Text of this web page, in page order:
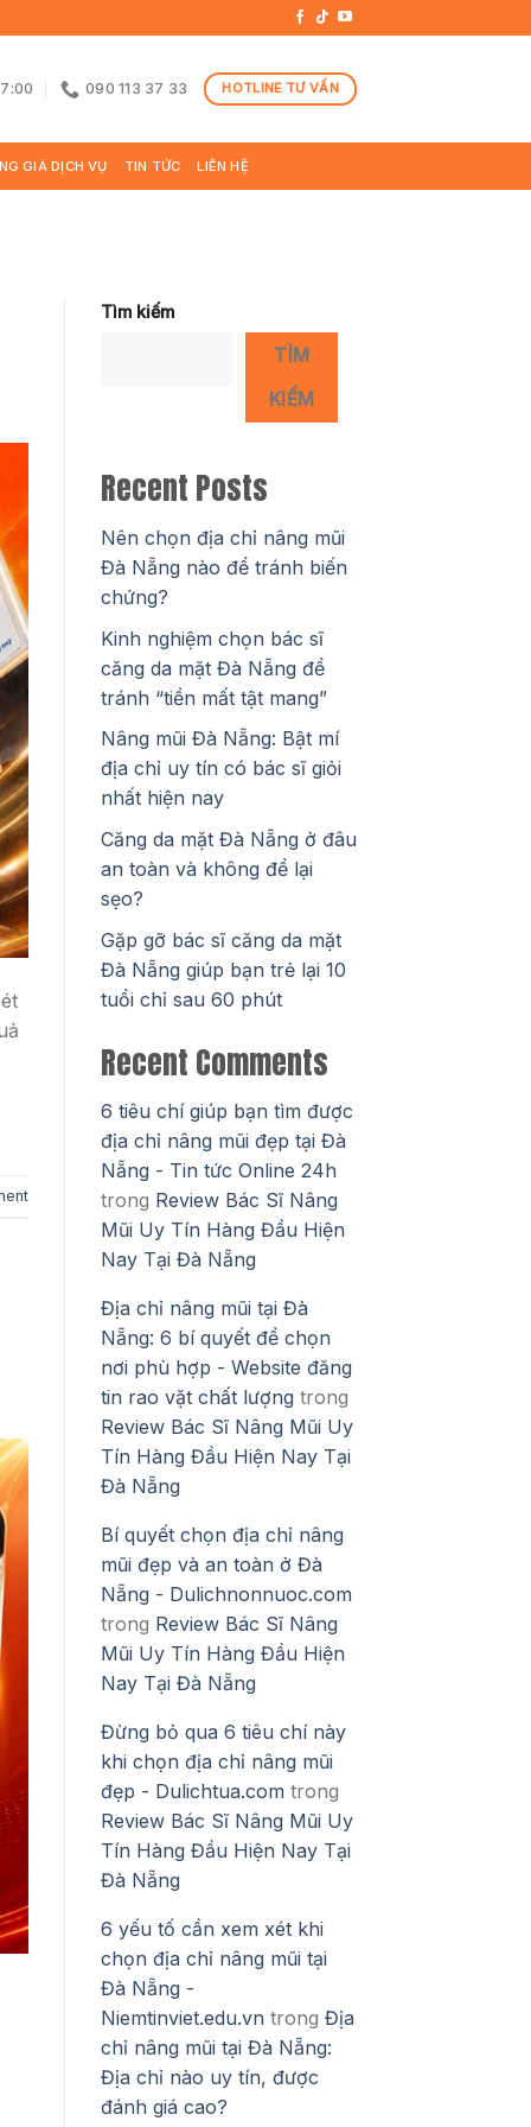
090 113 37 33 HOTLINE TƯ VẤN
GIÁ DỊCH VỤ TIN TỨC LIÊN HỆ
Tìm kiếm
TÌM
KIẾM
Recent Posts
Nên chọn địa chỉ nâng mũi
Đà Nẵng nào để tránh biến
chứng?
Kinh nghiệm chọn bác sĩ
căng da mặt Đà Nẵng để
tránh “tiền mất tật mang”
Nâng mũi Đà Nẵng: Bật mí
địa chỉ uy tín có bác sĩ giỏi
nhất hiện nay
Căng da mặt Đà Nẵng ở đâu
an toàn và không để lại
sẹo?
Gặp gỡ bác sĩ căng da mặt
Đà Nẵng giúp bạn trẻ lại 10
tuổi chỉ sau 60 phút
Recent Comments
6 tiêu chí giúp bạn tìm được
địa chỉ nâng mũi đẹp tại Đà
Nẵng - Tin tức Online 24h
trong Review Bác Sĩ Nâng
Mũi Uy Tín Hàng Đầu Hiện
Nay Tại Đà Nẵng
Địa chỉ nâng mũi tại Đà
Nẵng: 6 bí quyết để chọn
nơi phù hợp - Website đăng
tin rao vặt chất lượng trong
Review Bác Sĩ Nâng Mũi Uy
Tín Hàng Đầu Hiện Nay Tại
Đà Nẵng
Bí quyết chọn địa chỉ nâng
mũi đẹp và an toàn ở Đà
Nẵng - Dulichnonnuoc.com
trong Review Bác Sĩ Nâng
Mũi Uy Tín Hàng Đầu Hiện
Nay Tại Đà Nẵng
Đừng bỏ qua 6 tiêu chí này
khi chọn địa chỉ nâng mũi
đẹp - Dulichtua.com trong
Review Bác Sĩ Nâng Mũi Uy
Tín Hàng Đầu Hiện Nay Tại
Đà Nẵng
6 yếu tố cần xem xét khi
chọn địa chỉ nâng mũi tại
Đà Nẵng -
Niemtinviet.edu.vn trong Địa
chỉ nâng mũi tại Đà Nẵng:
Địa chỉ nào uy tín, được
đánh giá cao?